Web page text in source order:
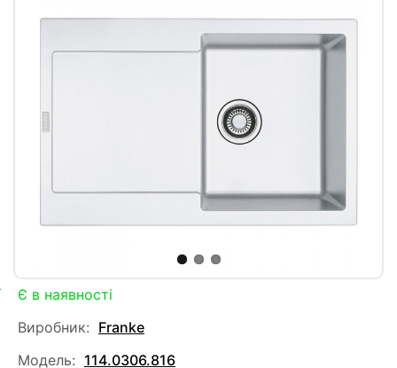
Є в наявності
Виробник: Franke
Модель: 114.0306.816